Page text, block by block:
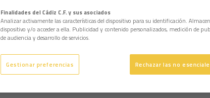
Finalidades del Cádiz C.F. y sus asociados
Analizar activamente las características del dispositivo para su identificación.
dispositivo y/o acceder a ella. Publicidad y contenido personalizados, medición de
de audiencia y desarrollo de servicios.
Gestionar preferencias Rechazar las no